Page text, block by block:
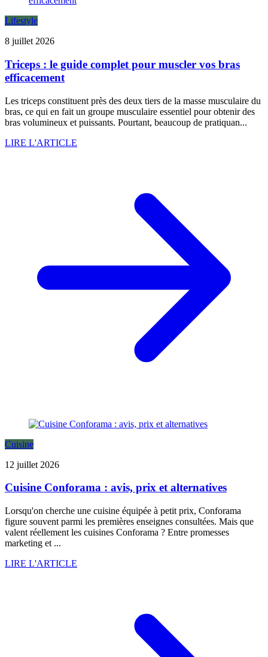
Lifestyle
8 juillet 2026
Triceps : le guide complet pour muscler vos bras
efficacement
Les triceps constituent près des deux tiers de la masse musculaire du
bras, ce qui en fait un groupe musculaire essentiel pour obtenir des
bras volumineux et puissants. Pourtant, beaucoup de pratiquan...
LIRE L'ARTICLE
Cuisine
12 juillet 2026
Cuisine Conforama : avis, prix et alternatives
Lorsqu'on cherche une cuisine équipée à petit prix, Conforama
figure souvent parmi les premières enseignes consultées. Mais que
valent réellement les cuisines Conforama ? Entre promesses
marketing et ...
LIRE L'ARTICLE